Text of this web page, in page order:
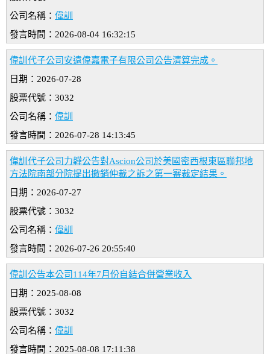
公司名稱： 偉訓
發言時間：2026-08-04 16:32:15
偉訓代子公司安遠偉嘉電子有限公司公告清算完成。
日期：2026-07-28
股票代號：3032
公司名稱： 偉訓
發言時間：2026-07-28 14:13:45
偉訓代子公司力韡公告對Ascion公司於美國密西根東區聯邦地
方法院南部分院提出撤銷仲裁之訴之第一審裁定結果。
日期：2026-07-27
股票代號：3032
公司名稱： 偉訓
發言時間：2026-07-26 20:55:40
偉訓公告本公司114年7月份自結合併營業收入
日期：2025-08-08
股票代號：3032
公司名稱： 偉訓
發言時間：2025-08-08 17:11:38